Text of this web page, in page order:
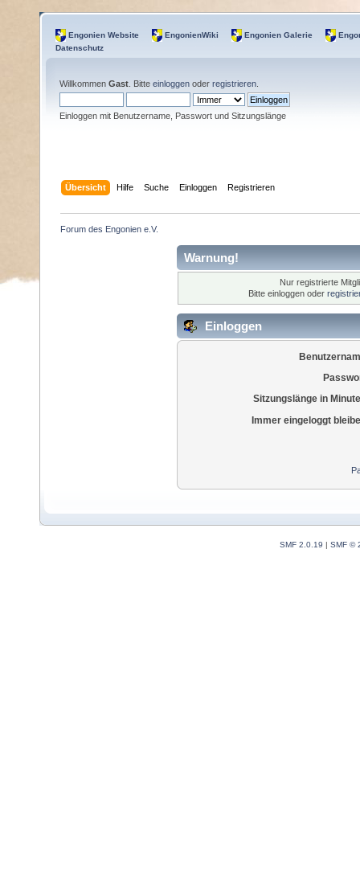
Engonien Website EngonienWiki Engonien Galerie
Datenschutz
Willkommen Gast . Bitte einloggen oder registrieren
Einloggen mit Benutzername, Passwort und Sitzungslänge
Übersicht Hilfe Suche Einloggen Registrieren
Forum des Engonien e.V.
Warnung!
Nur registrierte
Bitte einloggen oder
Einloggen
Sitzungslänge in
Immer eingeloggt
SMF 2.0.19 | SMF ©